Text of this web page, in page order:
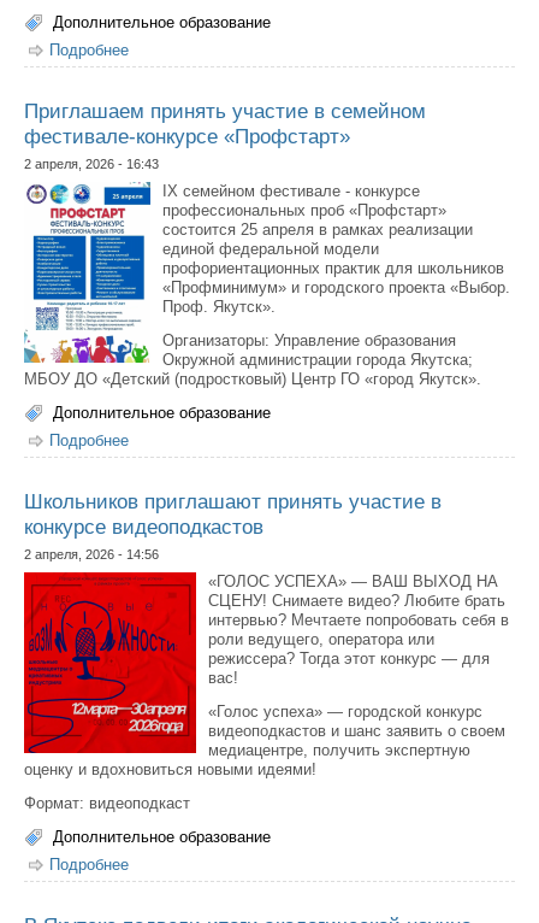
Дополнительное образование
Подробнее
об инженерно-техническом творчестве школьников
Приглашаем принять участие в семейном
фестивале-конкурсе «Профстарт»
2 апреля, 2026 - 16:43
IX семейном фестивале - конкурсе
профессиональных проб «Профстарт»
состоится 25 апреля в рамках реализации
единой федеральной модели
профориентационных практик для школьников
«Профминимум» и городского проекта «Выбор.
Проф. Якутск».
Организаторы: Управление образования
Окружной администрации города Якутска;
МБОУ ДО «Детский (подростковый) Центр ГО «город Якутск».
Дополнительное образование
Подробнее
конкурсе «Профстарт»
Школьников приглашают принять участие в
конкурсе видеоподкастов
2 апреля, 2026 - 14:56
«ГОЛОС УСПЕХА» — ВАШ ВЫХОД НА
СЦЕНУ! Снимаете видео? Любите брать
интервью? Мечтаете попробовать себя в
роли ведущего, оператора или
режиссера? Тогда этот конкурс — для
вас!
«Голос успеха» — городской конкурс
видеоподкастов и шанс заявить о своем
медиацентре, получить экспертную
оценку и вдохновиться новыми идеями!
Формат: видеоподкаст
Дополнительное образование
Подробнее
видеоподкастов